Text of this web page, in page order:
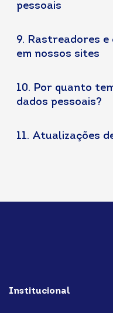
pessoais
9. Rastreadores e
em nossos sites
10. Por quanto
dados pessoais?
11. Atualizações
Institucional